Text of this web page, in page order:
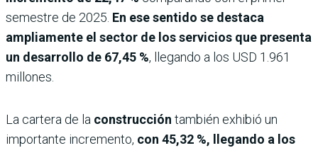
semestre de 2025. En ese sentido se destaca
ampliamente el sector de los servicios que presenta
un desarrollo de 67,45 %, llegando a los USD 1.961
millones.
La cartera de la construcción también exhibió un
importante incremento, con 45,32 %, llegando a los